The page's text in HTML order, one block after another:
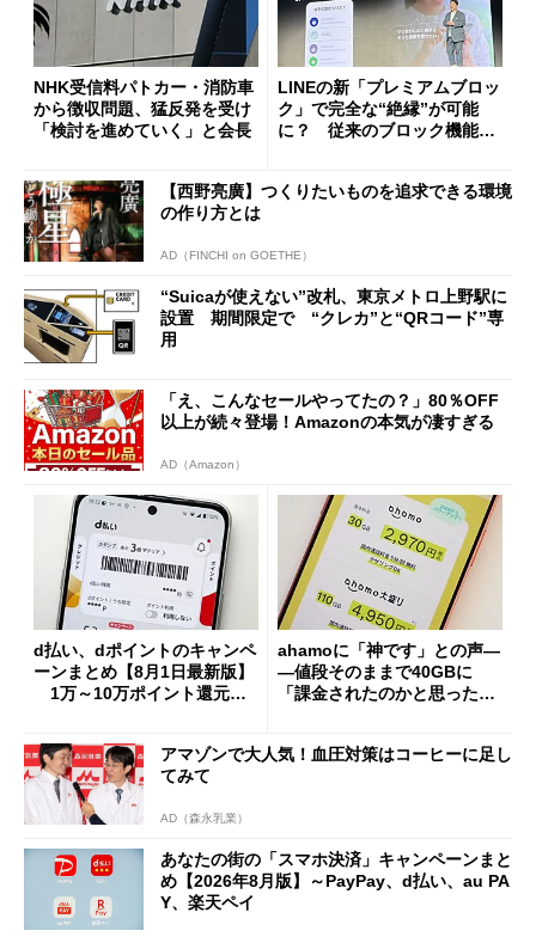
NHK受信料パトカー・消防車
から徴収問題、猛反発を受け
「検討を進めていく」と会長
LINEの新「プレミアムブロッ
ク」で完全な“絶縁”が可能
に？ 従来のブロック機能と
【西野亮廣】つくりたいものを追求できる環境
の作り方とは
AD（FINCHI on GOETHE）
“Suicaが使えない”改札、東京メトロ上野駅に
設置 期間限定で “クレカ”と“QRコード”専
用
「え、こんなセールやってたの？」80％OFF
以上が続々登場！Amazonの本気が凄すぎる
AD（Amazon）
d払い、dポイントのキャンペ
ーンまとめ【8月1日最新版】
1万～10万ポイント還元の
ahamoに「神です」との声―
―値段そのままで40GBに
「課金されたのかと思った」
アマゾンで大人気！血圧対策はコーヒーに足し
てみて
AD（森永乳業）
あなたの街の「スマホ決済」キャンペーンまと
め【2026年8月版】～PayPay、d払い、au PA
Y、楽天ペイ